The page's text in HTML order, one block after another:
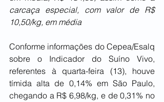
carcaça especial, com valor de R$
10,50/kg, em média
Conforme informações do Cepea/Esalq
sobre o Indicador do Suíno Vivo,
referentes à quarta-feira (13), houve
tímida alta de 0,14% em São Paulo,
chegando a R$ 6,98/kg, e de 0,31% no